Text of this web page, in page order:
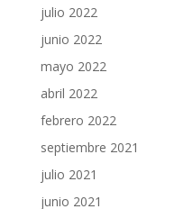
julio 2022
junio 2022
mayo 2022
abril 2022
febrero 2022
septiembre 2021
julio 2021
junio 2021